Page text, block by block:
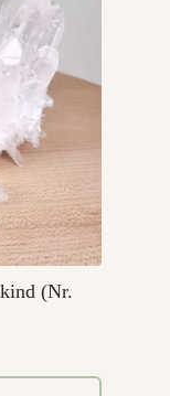
(Nr.